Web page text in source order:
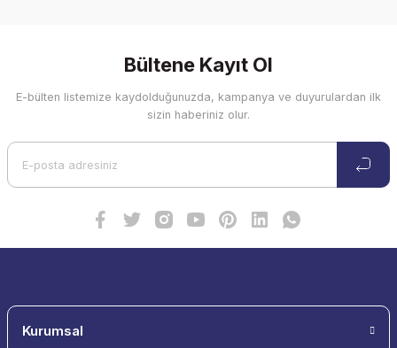
Bültene Kayıt Ol
E-bülten listemize kaydolduğunuzda, kampanya ve duyurulardan ilk
sizin haberiniz olur.
Kurumsal